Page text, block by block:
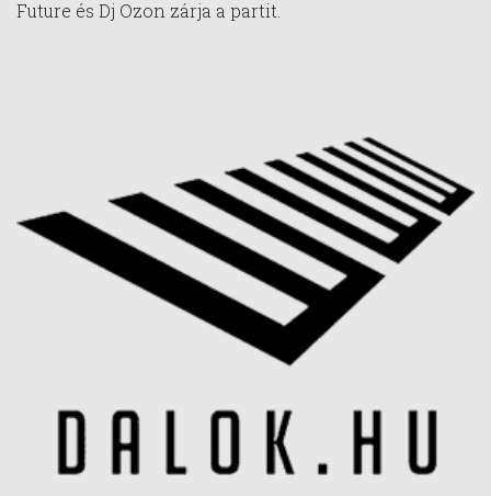
Future és Dj Ozon zárja a partit.